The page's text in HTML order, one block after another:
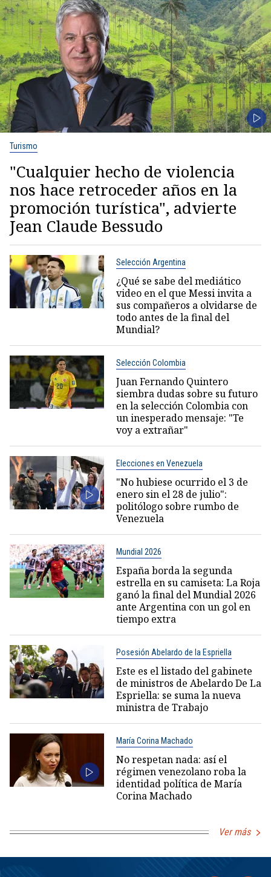
Turismo
"Cualquier hecho de violencia
nos hace retroceder años en la
promoción turística", advierte
Jean Claude Bessudo
Selección Argentina
¿Qué se sabe del mediático
video en el que Messi invita a
sus compañeros a olvidarse de
todo antes de la final del
Mundial?
Selección Colombia
Juan Fernando Quintero
siembra dudas sobre su futuro
en la selección Colombia con
un inesperado mensaje: "Te
voy a extrañar"
Elecciones en Venezuela
"No hubiese ocurrido el 3 de
enero sin el 28 de julio":
politólogo sobre rumbo de
Venezuela
Mundial 2026
España borda la segunda
estrella en su camiseta: La Roja
ganó la final del Mundial 2026
ante Argentina con un gol en
tiempo extra
Posesión Abelardo de la Espriella
Este es el listado del gabinete
de ministros de Abelardo De La
Espriella: se suma la nueva
ministra de Trabajo
María Corina Machado
No respetan nada: así el
régimen venezolano roba la
identidad política de María
Corina Machado
Ver más